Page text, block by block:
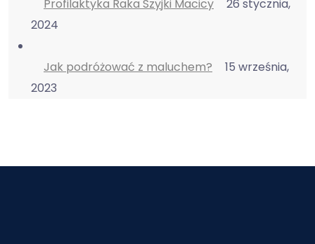
Profilaktyka Raka Szyjki Macicy
26 stycznia,
2024
Jak podróżować z maluchem?
15 września,
2023